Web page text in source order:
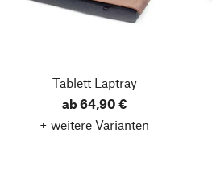
Tablett Laptray
ab 64,90 €
+ weitere Varianten